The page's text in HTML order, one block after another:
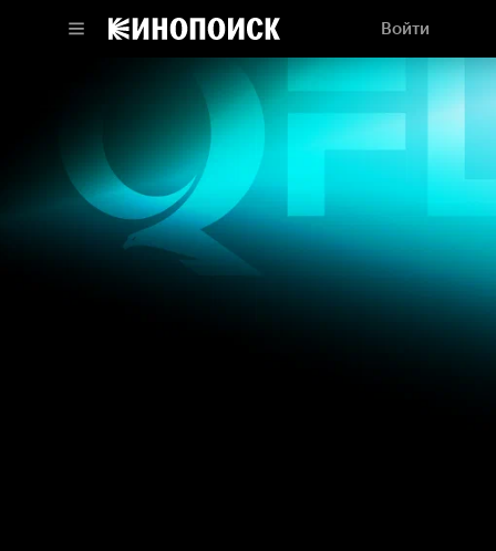
Войти